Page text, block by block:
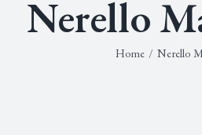
Nerello
Home / Nerello